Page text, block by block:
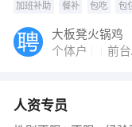
加班补助 餐补 包吃 包
大板凳火锅鸡
个体户
前
人资专员